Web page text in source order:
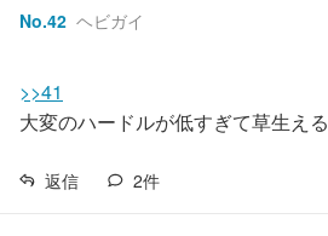
No.42 ヘビガイ
>>41
大変のハードルが低すぎて草生える
返信 2件